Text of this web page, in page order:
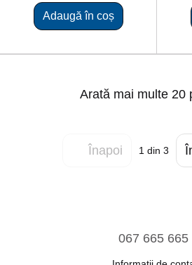
Adaugă în coș
Arată mai multe 20
Înapoi 1 din 3
067 665 665